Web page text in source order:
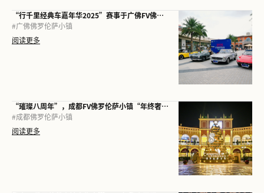
“行千里经典车嘉年华2025”赛事于广佛FV佛罗伦萨小镇收车
#广佛佛罗伦萨小镇
阅读更多
“璀璨八周年”，成都FV佛罗伦萨小镇“年终奢宠季”正式启幕
#成都佛罗伦萨小镇
阅读更多